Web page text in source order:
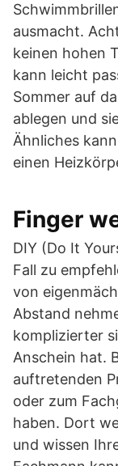
ausmacht.
keinen hohen
kann leicht
Sommer auf
ablegen und
Ähnliches
einen
Finger
DIY (Do It
Fall zu
von
Abstand
komplizierter
Anschein hat.
auftretenden
oder zum
haben. Dort
und wissen